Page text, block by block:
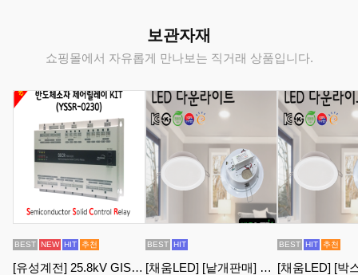
보관자재
쇼핑몰에서 자유롭게 만나보는 직거래 상품입니다.
BEST NEW HIT 추천
[유성계전] 25.8kV GIS용 반도체소자 제어 릴레이 KIT (YSSR-0230) - 견적전용제품
BEST HIT
[채움LED] [낱개판매] 100% 국산6인치 led다운라이트 씨피엔텍 고효율 친환경 인증제품 욕실조명 천정조명
BEST HIT 추천